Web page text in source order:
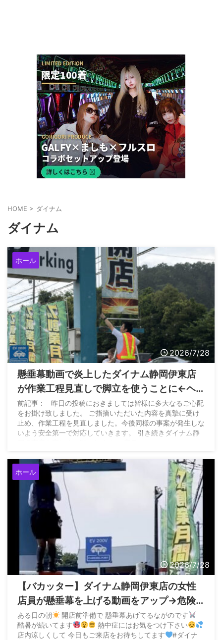
「お宅の奥さん、何回も抱きましたよ」と言って
いた演者さん、TOWANIてんぴーさんだと暴露...
HOME > ダイナム
ダイナム
ホール
2026/7/28
懸垂幕動画で炎上したダイナム静岡伊東店
が作業工程見直しで脚立を使うことに←ヘ
ルメット着用しろと文句を言われる
前記事： 昨日の投稿におきましては皆様に多大なるご心配
をお掛け致しました。 ご指摘いただいた内容を真摯に受け
止め、作業工程を見直しました。今後同様の事案が発生しな
いよう安全第一で対応していきます。 引き続きダイナム静
Since.2005.4.26 (@dynam_00242) July 28, 2026
ホール
2026/7/28
【バカッター】ダイナム静岡伊東店の女性
店員が懸垂幕を上げる動画をアップ→危険
かつ労基署案件ではないかと批判殺到
ある日の朝
開店前準備で 懸垂幕あげてるながのです
酷暑が続いてます
熱中症にはお気をつけ下さい
店内涼しくして 今日もご来店をお待ちしてます
#ダイナ